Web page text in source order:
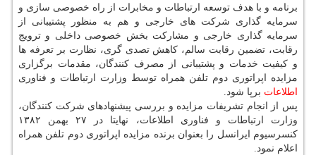
برنامه و با هدف توسعه ارتباطات و مخابرات از راه خصوصی سازی و
سرمایه گذاری شركت های خارجی و هم به منظور پشتیبانی از
سرمایه گذاری خارجی و مشاركت بخش خصوصی داخلی و ترویج
رقابت، تضمین رقابت سالم، كاهش تصدی گری، نظارت بر تعرفه ها
و كیفیت خدمات و پشتیبانی از مصرف كنندگان، مقدمات برگزاری
مزایده اپراتوری دوم تلفن همراه توسط وزارت ارتباطات و فناوری
اطلاعات برپا شود.
پس از انجام تشریفات مزایده و بررسی پیشنهادهای شركت كنندگان،
وزارت ارتباطات و فناوری اطلاعات، نهایتا در ۲۷ بهمن ۱۳۸۲
كنسرسیوم ایرانسل را بعنوان برنده مزایده اپراتوری دوم تلفن همراه
اعلام نمود.